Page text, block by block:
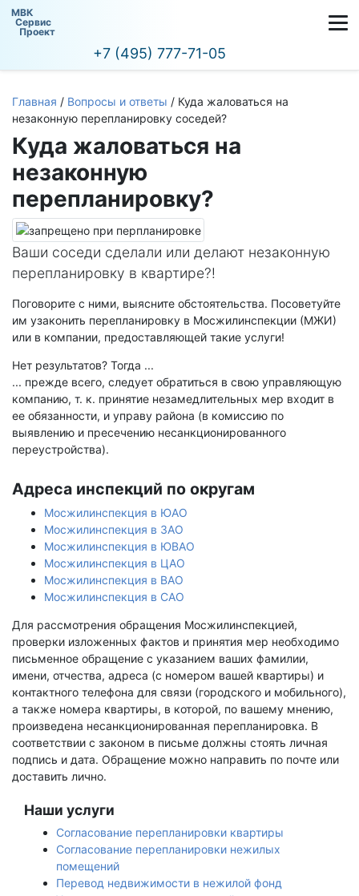
МВК
Сервис
Проект
+7 (495) 777-71-05
Главная / Вопросы и ответы / Куда жаловаться на
незаконную перепланировку соседей?
Куда жаловаться на
незаконную
перепланировку?
Ваши соседи сделали или делают незаконную
перепланировку в квартире?!
Поговорите с ними, выясните обстоятельства. Посоветуйте
им узаконить перепланировку в Мосжилинспекции (МЖИ)
или в компании, предоставляющей такие услуги!
Нет результатов? Тогда ...
... прежде всего, следует обратиться в свою управляющую
компанию, т. к. принятие незамедлительных мер входит в
ее обязанности, и управу района (в комиссию по
выявлению и пресечению несанкционированного
переустройства).
Адреса инспекций по округам
Мосжилинспекция в ЮАО
Мосжилинспекция в ЗАО
Мосжилинспекция в ЮВАО
Мосжилинспекция в ЦАО
Мосжилинспекция в ВАО
Мосжилинспекция в САО
Для рассмотрения обращения Мосжилинспекцией,
проверки изложенных фактов и принятия мер необходимо
письменное обращение с указанием ваших фамилии,
имени, отчества, адреса (с номером вашей квартиры) и
контактного телефона для связи (городского и мобильного),
а также номера квартиры, в которой, по вашему мнению,
произведена несанкционированная перепланировка. В
соответствии с законом в письме должны стоять личная
подпись и дата. Обращение можно направить по почте или
доставить лично.
Наши услуги
Согласование перепланировки квартиры
Согласование перепланировки нежилых
помещений
Перевод недвижимости в нежилой фонд